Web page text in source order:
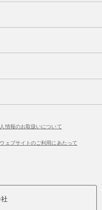
情報のお取扱いについて
ェブサイトのご利用にあたって